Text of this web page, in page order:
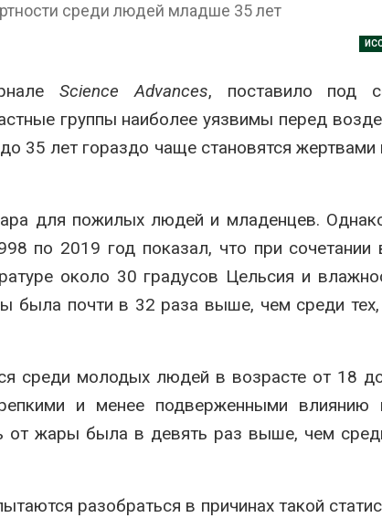
среди людей младше 35 лет
Science Advances, поставило под
группы наиболее уязвимы перед
35 лет гораздо чаще становятся жертвами
для пожилых людей и младенцев.
по 2019 год показал, что при сочетании
около 30 градусов Цельсия и
была почти в 32 раза выше, чем среди
среди молодых людей в возрасте от 18
и менее подверженными влиянию
от жары была в девять раз выше, чем
разобраться в причинах такой
болезни печени
экологический контроль
ушёл от проверок к
энергетики из-за роста
спроса со стороны ИИ
Приток воды в
водохранилища Волги и
увеличить вложения в
Ozon
Нижнего
В Индии
центра Google
Авг 7, 2026
полигоне:
обращения с
масштабном
пены